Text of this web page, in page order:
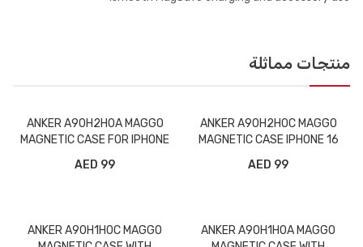
منتجات مماثلة
ANKER A90H2H0C MAGGO
MAGNETIC CASE IPHONE 16
99 AED
ANKER A90H2H0A MAGGO
MAGNETIC CASE FOR IPHONE
99 AED
ANKER A90H1H0A MAGGO
ANKER A90H1H0C MAGGO